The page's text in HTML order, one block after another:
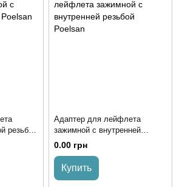
резьбой
Адаптер для лейфлета
зажимной с внутренней
резьбой Poelsan
0.00 грн
Купить